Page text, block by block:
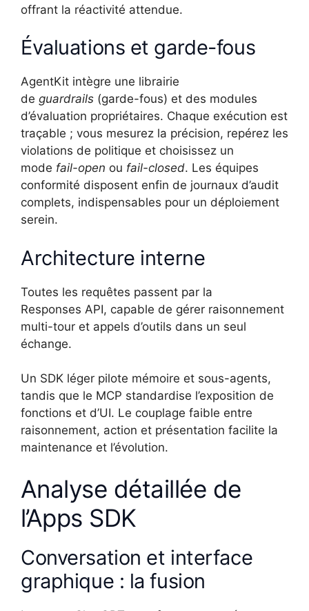
offrant la réactivité attendue.
Évaluations et garde-fous
AgentKit intègre une librairie
de guardrails (garde-fous) et des modules
d’évaluation propriétaires. Chaque exécution est
traçable ; vous mesurez la précision, repérez les
violations de politique et choisissez un
mode fail-open ou fail-closed. Les équipes
conformité disposent enfin de journaux d’audit
complets, indispensables pour un déploiement
serein.
Architecture interne
Toutes les requêtes passent par la
Responses API, capable de gérer raisonnement
multi-tour et appels d’outils dans un seul
échange.
Un SDK léger pilote mémoire et sous-agents,
tandis que le MCP standardise l’exposition de
fonctions et d’UI. Le couplage faible entre
raisonnement, action et présentation facilite la
maintenance et l’évolution.
Analyse détaillée de
l’Apps SDK
Conversation et interface
graphique : la fusion